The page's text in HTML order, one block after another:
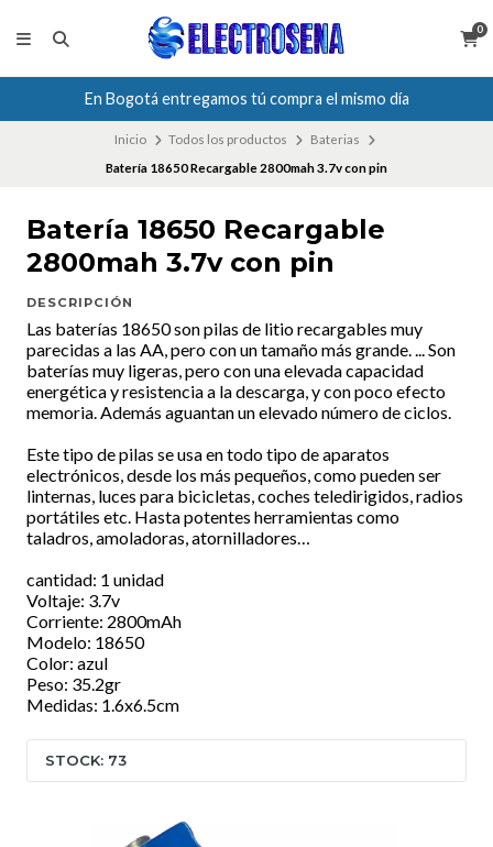
0
En Bogotá entregamos tú compra el mismo día
Inicio Todos los productos
Baterias
Batería 18650 Recargable 2800mah 3.7v con pin
Batería 18650 Recargable
2800mah 3.7v con pin
DESCRIPCIÓN
Las baterías 18650 son pilas de litio recargables muy
parecidas a las AA, pero con un tamaño más grande. ... Son
baterías muy ligeras, pero con una elevada capacidad
energética y resistencia a la descarga, y con poco efecto
memoria. Además aguantan un elevado número de ciclos.
Este tipo de pilas se usa en todo tipo de aparatos
electrónicos, desde los más pequeños, como pueden ser
linternas, luces para bicicletas, coches teledirigidos, radios
portátiles etc. Hasta potentes herramientas como
taladros, amoladoras, atornilladores…
cantidad: 1 unidad
Voltaje: 3.7v
Corriente: 2800mAh
Modelo: 18650
Color: azul
Peso: 35.2gr
Medidas: 1.6x6.5cm
STOCK: 73